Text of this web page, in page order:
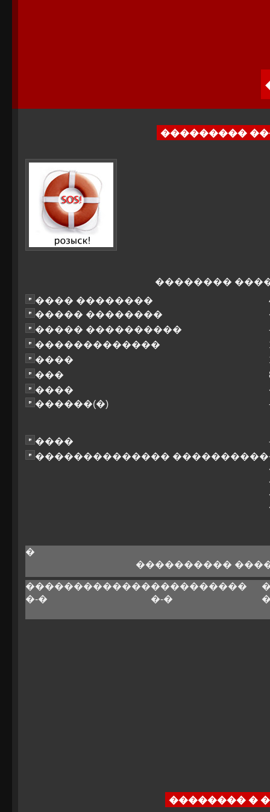
���������
��������
���� ��������
����� ��������
����� ����������
�������������
����
���
����
������(�)
����
�������������� ����������
�
����������
�����������������������
�-�
�-�
�������� �